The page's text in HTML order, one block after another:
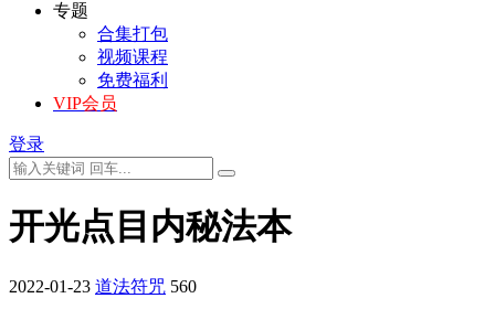
专题
合集打包
视频课程
免费福利
VIP会员
登录
开光点目内秘法本
2022-01-23 道法符咒 560